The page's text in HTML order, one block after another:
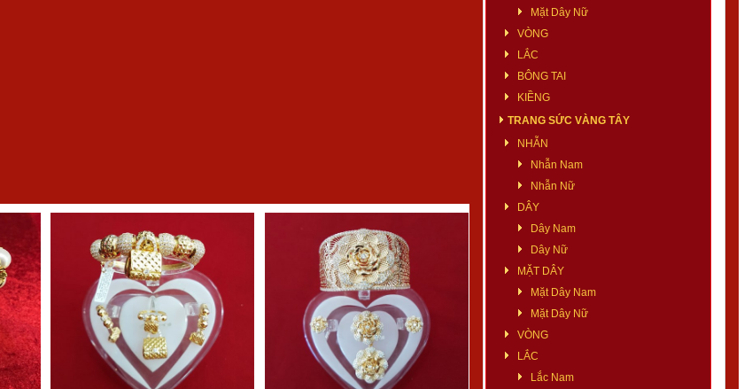
Mặt Dây Nữ
VÒNG
LẮC
BÔNG TAI
KIỀNG
TRANG SỨC VÀNG TÂY
NHẪN
Nhẫn Nam
Nhẫn Nữ
DÂY
Dây Nam
Dây Nữ
MẶT DÂY
Mặt Dây Nam
Mặt Dây Nữ
VÒNG
LẮC
Lắc Nam